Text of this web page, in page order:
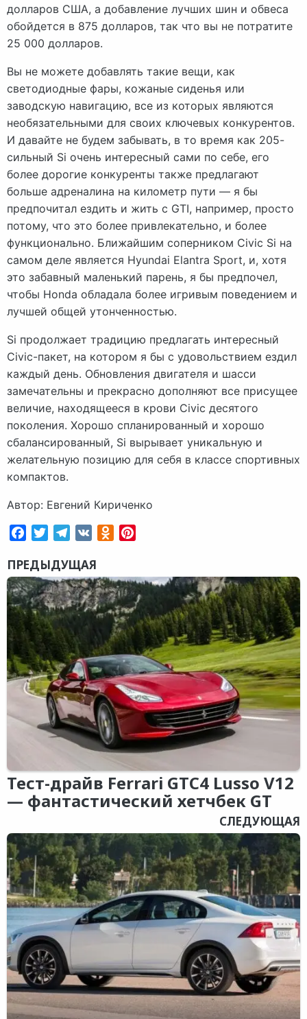
долларов США, а добавление лучших шин и обвеса
обойдется в 875 долларов, так что вы не потратите
25 000 долларов.
Вы не можете добавлять такие вещи, как
светодиодные фары, кожаные сиденья или
заводскую навигацию, все из которых являются
необязательными для своих ключевых конкурентов.
И давайте не будем забывать, в то время как 205-
сильный Si очень интересный сами по себе, его
более дорогие конкуренты также предлагают
больше адреналина на километр пути — я бы
предпочитал ездить и жить с GTI, например, просто
потому, что это более привлекательно, и более
функционально. Ближайшим соперником Civic Si на
самом деле является Hyundai Elantra Sport, и, хотя
это забавный маленький парень, я бы предпочел,
чтобы Honda обладала более игривым поведением и
лучшей общей утонченностью.
Si продолжает традицию предлагать интересный
Civic-пакет, на котором я бы с удовольствием ездил
каждый день. Обновления двигателя и шасси
замечательны и прекрасно дополняют все присущее
величие, находящееся в крови Civic десятого
поколения. Хорошо спланированный и хорошо
сбалансированный, Si вырывает уникальную и
желательную позицию для себя в классе спортивных
компактов.
Автор: Евгений Кириченко
FacebookTwitterTelegram
VK Odnoklassniki
ПРЕДЫДУЩАЯ
Тест-драйв Ferrari GTC4 Lusso V12
— фантастический хетчбек GT
СЛЕДУЮЩАЯ